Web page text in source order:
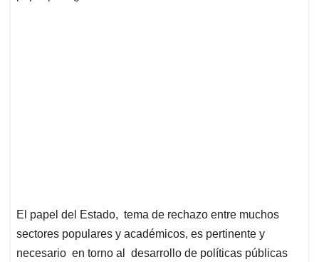
El papel del Estado, tema de rechazo entre muchos
sectores populares y académicos, es pertinente y
necesario en torno al desarrollo de políticas públicas